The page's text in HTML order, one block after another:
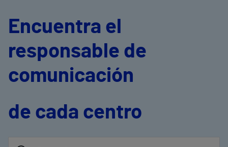
Encuentra el
responsable de
comunicación
de cada centro